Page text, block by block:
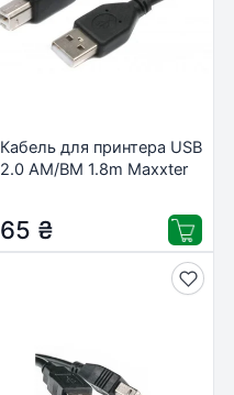
Кабель для принтера USB
2.0 AM/BM 1.8m Maxxter
65 ₴